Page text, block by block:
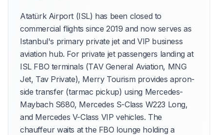
Atatürk Airport (ISL) has been closed to
commercial flights since 2019 and now serves as
Istanbul's primary private jet and VIP business
aviation hub. For private jet passengers landing at
ISL FBO terminals (TAV General Aviation, MNG
Jet, Tav Private), Merry Tourism provides apron-
side transfer (tarmac pickup) using Mercedes-
Maybach S680, Mercedes S-Class W223 Long,
and Mercedes V-Class VIP vehicles. The
chauffeur waits at the FBO lounge holding a